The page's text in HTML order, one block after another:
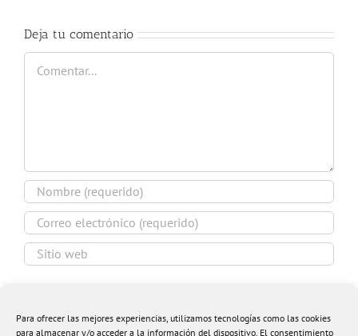
Para ofrecer las mejores experiencias, utilizamos tecnologías como las cookies
para almacenar y/o acceder a la información del dispositivo. El consentimiento
Deja tu comentario
Comentar
navegador para la próxima vez que comente.